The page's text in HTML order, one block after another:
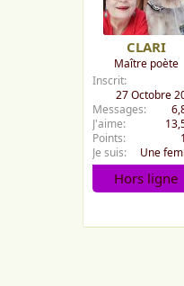
CLARI
Maître poète
Inscrit
27 Octobre
Messages
J'aime
Points
Je suis
Une
Hors ligne